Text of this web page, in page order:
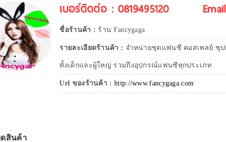
เบอร์ติดต่อ : 0819495120
ชื่อร้านค้า : ร้าน Fancygaga
รายละเอียดร้านค้า : จำหน่ายชุดแฟนซี คอสเพลย์ ซุป
ทั้งเด็กและผู้ใหญ่ รวมถึงอุปกรณ์แฟนซีทุกประเภท
Url ของร้านค้า : http://www.fancygaga.com
ดสินค้า